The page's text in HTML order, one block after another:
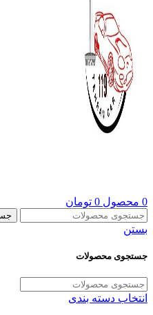
0 محصول 0 تومان
بستن
جستجوی محصولات
انتخاب دسته بندی